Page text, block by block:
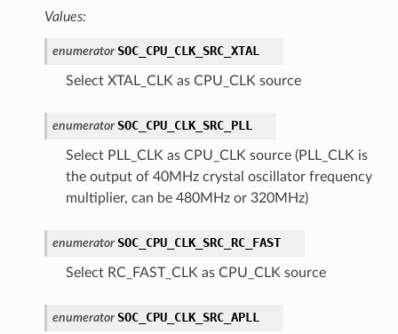
Values:
enumerator SOC_CPU_CLK_SRC_XTAL
Select XTAL_CLK as CPU_CLK source
enumerator SOC_CPU_CLK_SRC_PLL
Select PLL_CLK as CPU_CLK source (PLL_CLK is
the output of 40MHz crystal oscillator frequency
multiplier, can be 480MHz or 320MHz)
enumerator SOC_CPU_CLK_SRC_RC_FAST
Select RC_FAST_CLK as CPU_CLK source
enumerator SOC_CPU_CLK_SRC_APLL